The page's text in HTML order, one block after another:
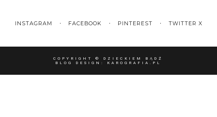
INSTAGRAM FACEBOOK PINTEREST TWITTER X
COPYRIGHT © DZIECKIEM BĄDŹ
BLOG DESIGN: KAROGRAFIA.PL